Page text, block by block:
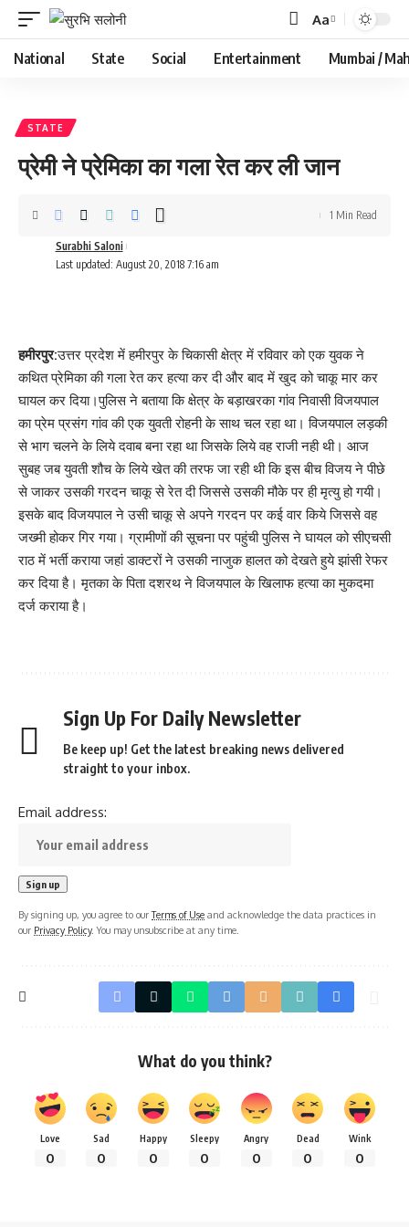
Font
Resizer
Aa
National State Social Entertainment Mumbai /
STATE
प्रेमी ने प्रेमिका का गला रेत कर ली जान
Last updated: August 20, 2018 7:16 am
Surabhi Saloni
1 Min Read
हमीरपुर:उत्तर प्रदेश में हमीरपुर के चिकासी क्षेत्र में रविवार को एक युवक ने
कथित प्रेमिका की गला रेत कर हत्या कर दी और बाद में खुद को चाकू मार कर
घायल कर दिया।पुलिस ने बताया कि क्षेत्र के बड़ाखरका गांव निवासी विजयपाल
का प्रेम प्रसंग गांव की एक युवती रोहनी के साथ चल रहा था। विजयपाल लड़की
से भाग चलने के लिये दवाब बना रहा था जिसके लिये वह राजी नही थी। आज
सुबह जब युवती शौच के लिये खेत की तरफ जा रही थी कि इस बीच विजय ने पीछे
से जाकर उसकी गरदन चाकू से रेत दी जिससे उसकी मौके पर ही मृत्यु हो गयी।
इसके बाद विजयपाल ने उसी चाकू से अपने गरदन पर कई वार किये जिससे वह
जख्मी होकर गिर गया। ग्रामीणों की सूचना पर पहुंची पुलिस ने घायल को सीएचसी
राठ में भर्ती कराया जहां डाक्टरों ने उसकी नाजुक हालत को देखते हुये झांसी रेफर
कर दिया है। मृतका के पिता दशरथ ने विजयपाल के खिलाफ हत्या का मुकदमा
दर्ज कराया है।
Sign Up For Daily Newsletter
Be keep up! Get the latest breaking news delivered
straight to your inbox.
Email address:
By signing up, you agree to ourTerms of Use and acknowledge the data practices in
our Privacy Policy. You may unsubscribe at any time.
What do you think?
Love
0
Sad
0
Happy
0
Sleepy
0
Angry
0
Dead
0
Wink
0